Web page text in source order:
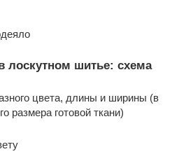
лоскутном шитье: схема
цвета, длины и ширины (в
размера готовой ткани)